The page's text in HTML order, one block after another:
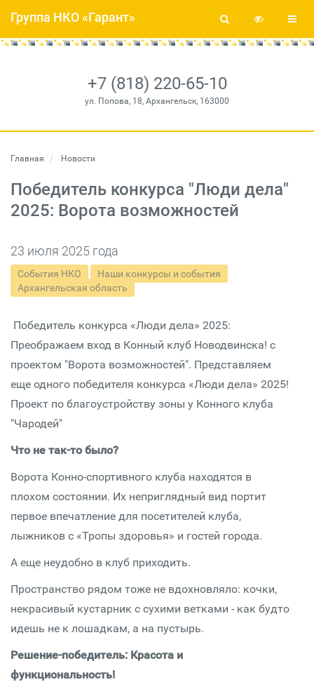
+7 (818) 220-65-10
ул. Попова, 18, Архангельск, 163000
Группа НКО «Гарант»
Главная Новости
Победитель конкурса "Люди дела"
2025: Ворота возможностей
23 июля 2025 года
События НКО
Наши конкурсы и события
Архангельская область
Победитель конкурса «Люди дела» 2025:
Преображаем вход в Конный клуб Новодвинска! с
проектом "Ворота возможностей". Представляем
еще одного победителя конкурса «Люди дела» 2025!
Проект по благоустройству зоны у Конного клуба
"Чародей"
Что не так-то было?
Ворота Конно-спортивного клуба находятся в
плохом состоянии. Их неприглядный вид портит
первое впечатление для посетителей клуба,
лыжников с «Тропы здоровья» и гостей города.
А еще неудобно в клуб приходить.
Пространство рядом тоже не вдохновляло: кочки,
некрасивый кустарник с сухими ветками - как будто
идешь не к лошадкам, а на пустырь.
Решение-победитель: Красота и
функциональность!